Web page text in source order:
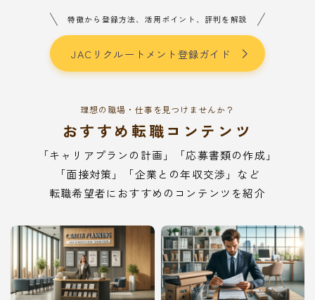
特徴から登録方法、活用ポイント、評判を解説
JACリクルートメント登録ガイド
理想の職場・仕事を見つけませんか？
おすすめ転職コンテンツ
「キャリアプランの計画」「応募書類の作成」
「面接対策」「企業との年収交渉」など
転職希望者におすすめのコンテンツを紹介